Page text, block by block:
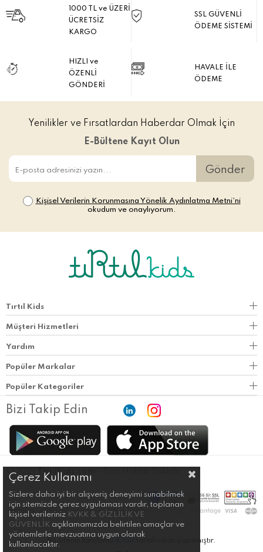
1000 TL ve ÜZERİ
ÜCRETSİZ
KARGO
SSL GÜVENLİ
ÖDEME SİSTEMİ
HIZLI ve
ÖZENLİ
GÖNDERİ
HAVALE İLE
ÖDEME
Yenilikler ve Fırsatlardan Haberdar Olmak İçin
E-Bültene Kayıt Olun
Gönder
Kişisel Verilerin Korunmasına Yönelik Aydınlatma Metni’ni
okudum ve onaylıyorum.
Tırtıl Kids
Müşteri Hizmetleri
Yardım
Popüler Markalar
Popüler Kategoriler
Bizi Takip Edin
© 2021 TirtilKids.com
Bu sitenin kurulumu tarafından yapılmıştır.
Çerez Kullanımı
Sizlere daha iyi bir alışveriş deneyimi sunabilmek
için sitemizde çerez uygulaması vardır, toplanan
kişisel verileriniz KVKK & GİZLİLİK VE
GÜVENLİK açıklamamızda belirtilen amaçlar ve
yöntemlerle mevzuatına uygun olarak
kullanılacaktır.